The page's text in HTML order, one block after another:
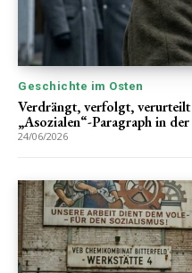
Geschichte im Osten
Verdrängt, verfolgt,
„Asozialen“-Paragraph in
24/06/2026